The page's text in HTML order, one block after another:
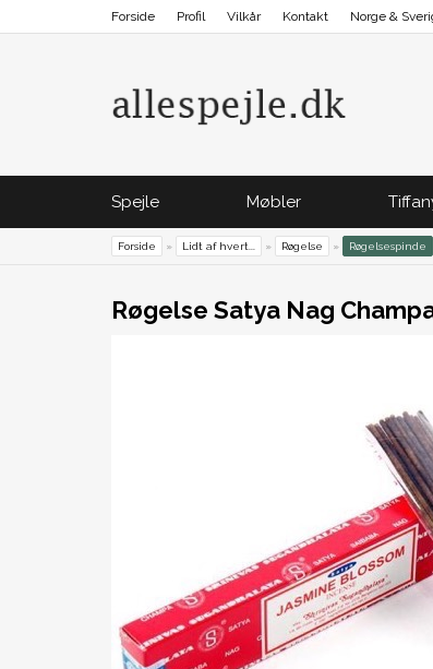
Forside Profil Vilkår Kontakt Norge &
Spejle Møbler
Forside » Lidt af hvert... » Røgelse » Røgelsespinde
Røgelse Satya Nag